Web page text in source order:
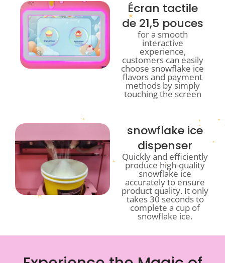
snowflake ice
dispenser
Quickly and efficiently
produce high-quality
snowflake ice
accurately to ensure
product quality. It only
takes 30 seconds to
complete a cup of
snowflake ice.
Écran tactile
de 21,5 pouces
for a smooth
interactive
experience,
customers can easily
choose snowflake ice
flavors and payment
methods by simply
touching the screen